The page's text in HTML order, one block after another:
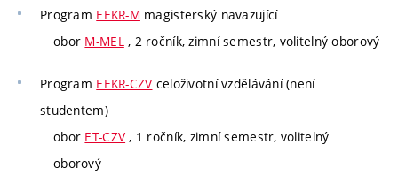
Program EEKR-M magisterský navazující
obor M-MEL, 2 ročník, zimní semestr, volitelný oborový
Program EEKR-CZV celoživotní vzdělávání (není
studentem)
obor ET-CZV , 1 ročník, zimní semestr, volitelný
oborový